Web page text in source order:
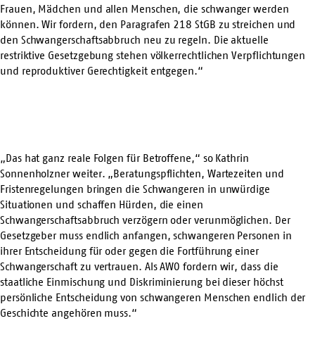
Frauen, Mädchen und allen Menschen, die schwanger werden
können. Wir fordern, den Paragrafen 218 StGB zu streichen und
den Schwangerschaftsabbruch neu zu regeln. Die aktuelle
restriktive Gesetzgebung stehen völkerrechtlichen Verpflichtungen
und reproduktiver Gerechtigkeit entgegen.“
„Das hat ganz reale Folgen für Betroffene,“ so Kathrin
Sonnenholzner weiter. „Beratungspflichten, Wartezeiten und
Fristenregelungen bringen die Schwangeren in unwürdige
Situationen und schaffen Hürden, die einen
Schwangerschaftsabbruch verzögern oder verunmöglichen. Der
Gesetzgeber muss endlich anfangen, schwangeren Personen in
ihrer Entscheidung für oder gegen die Fortführung einer
Schwangerschaft zu vertrauen. Als AWO fordern wir, dass die
staatliche Einmischung und Diskriminierung bei dieser höchst
persönliche Entscheidung von schwangeren Menschen endlich der
Geschichte angehören muss.“